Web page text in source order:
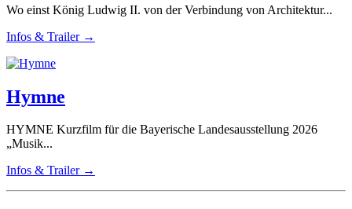
Wo einst König Ludwig II. von der Verbindung von Architektur...
Infos & Trailer →
Hymne
HYMNE Kurzfilm für die Bayerische Landesausstellung 2026
„Musik...
Infos & Trailer →